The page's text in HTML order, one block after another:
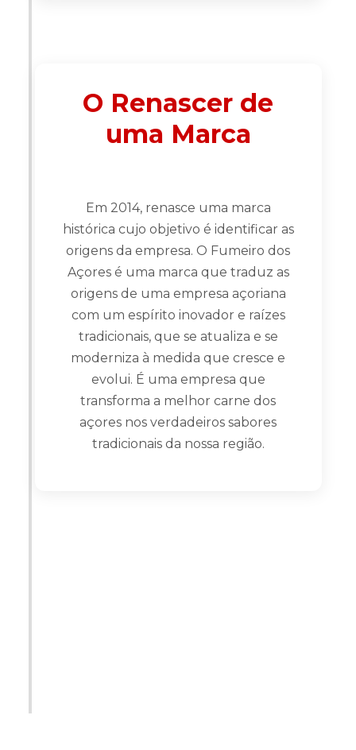
O Renascer de
uma Marca
Em 2014, renasce uma marca
histórica cujo objetivo é identificar as
origens da empresa. O Fumeiro dos
Açores é uma marca que traduz as
origens de uma empresa açoriana
com um espírito inovador e raízes
tradicionais, que se atualiza e se
moderniza à medida que cresce e
evolui. É uma empresa que
transforma a melhor carne dos
açores nos verdadeiros sabores
tradicionais da nossa região.